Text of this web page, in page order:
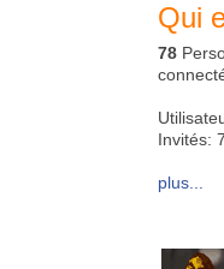
Qui
78
Invités:
plus...